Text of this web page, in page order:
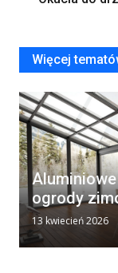
Więcej
Aluminiowe
ogrody
13 kwiecień 2026